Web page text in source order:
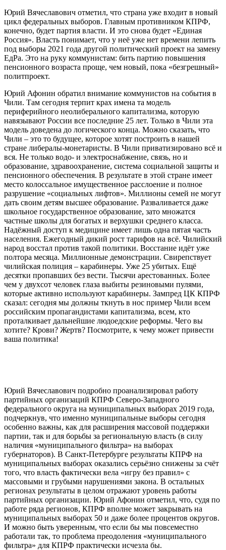
Юрий Вячеславович отметил, что страна уже входит в новый
цикл федеральных выборов. Главным противником КПРФ,
конечно, будет партия власти. И это снова будет «Единая
Россия». Власть понимает, что у неё уже нет времени лепить
под выборы 2021 года другой политический проект на замену
ЕдРа. Это на руку коммунистам: бить партию повышения
пенсионного возраста проще, чем новый, пока «безгрешный»
политпроект.
Юрий Афонин обратил внимание коммунистов на события в
Чили. Там сегодня терпит крах имена та модель
периферийного неолиберального капитализма, которую
навязывают России все последние 25 лет. Только в Чили эта
модель доведена до логического конца. Можно сказать, что
Чили – это то будущее, которое хотят построить в нашей
стране либералы-монетаристы. В Чили приватизировано всё и
вся. Не только водо- и электроснабжение, связь, но и
образование, здравоохранение, система социальной защиты и
пенсионного обеспечения. В результате в этой стране имеет
место колоссальное имущественное расслоение и полное
разрушение «социальных лифтов». Миллионы семей не могут
дать своим детям высшее образование. Разваливается даже
школьное государственное образование, зато множатся
частные школы для богатых и верхушки среднего класса.
Надёжный доступ к медицине имеет лишь одна пятая часть
населения. Ежегодный дикий рост тарифов на всё. Чилийский
народ восстал против такой политики. Восстание идёт уже
полтора месяца. Миллионные демонстрации. Свирепствует
чилийская полиция – карабинеры. Уже 25 убитых. Ещё
десятки пропавших без вести. Тысячи арестованных. Более
чем у двухсот человек глаза выбиты резиновыми пулями,
которые активно используют карабинеры. Зампред ЦК КПРФ
сказал: сегодня мы должны ткнуть в нос пример Чили всем
российским пропагандистами капитализма, всем, кто
проталкивает дальнейшие людоедские реформы. Чего вы
хотите? Крови? Жертв? Посмотрите, к чему может привести
ваша политика!
Юрий Вячеславович подробно проанализировал работу
партийных организаций КПРФ Северо-Западного
федерального округа на муниципальных выборах 2019 года,
подчеркнув, что именно муниципальные выборы сегодня
особенно важны, как для расширения массовой поддержки
партии, так и для борьбы за региональную власть (в силу
наличия «муниципального фильтра» на выборах
губернаторов). В Санкт-Петербурге результаты КПРФ на
муниципальных выборах оказались серьёзно снижены за счёт
того, что власть фактически вела «игру без правил» с
массовыми и грубыми нарушениями закона. В остальных
регионах результаты в целом отражают уровень работы
партийных организации. Юрий Афонин отметил, что, судя по
работе ряда регионов, КПРФ вполне может закрывать на
муниципальных выборах 50 и даже более процентов округов.
И можно быть уверенным, что если бы мы повсеместно
работали так, то проблема преодоления «муниципального
фильтра» для КПРФ практически исчезла бы.